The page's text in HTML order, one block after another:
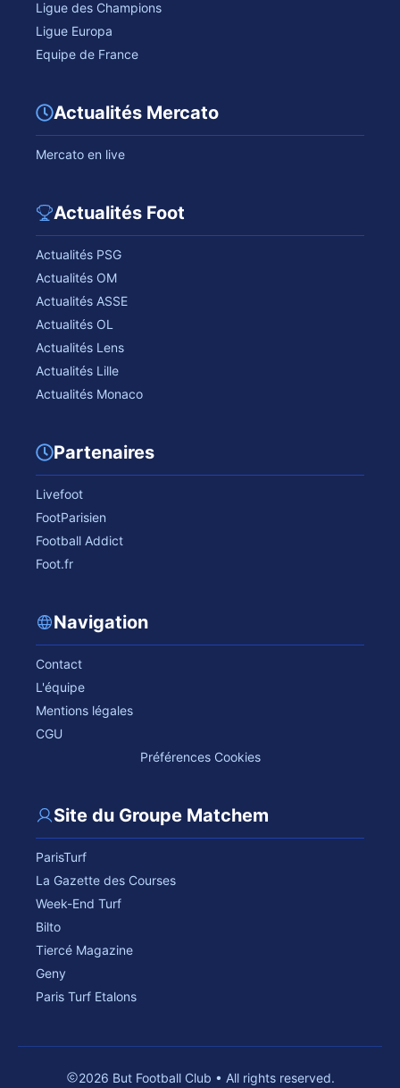
Ligue des Champions
Ligue Europa
Equipe de France
Actualités Mercato
Mercato en live
Actualités Foot
Actualités PSG
Actualités OM
Actualités ASSE
Actualités OL
Actualités Lens
Actualités Lille
Actualités Monaco
Partenaires
Livefoot
FootParisien
Football Addict
Foot.fr
Navigation
Contact
L'équipe
Mentions légales
CGU
Préférences Cookies
Site du Groupe Matchem
ParisTurf
La Gazette des Courses
Week-End Turf
Bilto
Tiercé Magazine
Geny
Paris Turf Etalons
2026 But Football Club • All rights reserved.